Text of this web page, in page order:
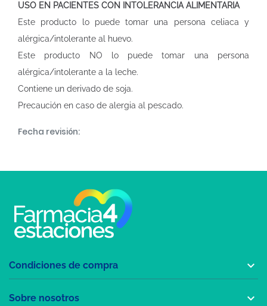
USO EN PACIENTES CON INTOLERANCIA ALIMENTARIA
Este producto lo puede tomar una persona celiaca y
alérgica/intolerante al huevo.
Este producto NO lo puede tomar una persona
alérgica/intolerante a la leche.
Contiene un derivado de soja.
Precaución en caso de alergia al pescado.
Fecha revisión:
Condiciones de compra 
Sobre nosotros 